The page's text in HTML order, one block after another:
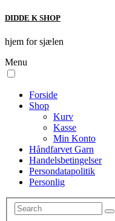
DIDDE K SHOP
hjem for sjælen
Menu
Forside
Shop
Kurv
Kasse
Min Konto
Håndfarvet Garn
Handelsbetingelser
Persondatapolitik
Personlig